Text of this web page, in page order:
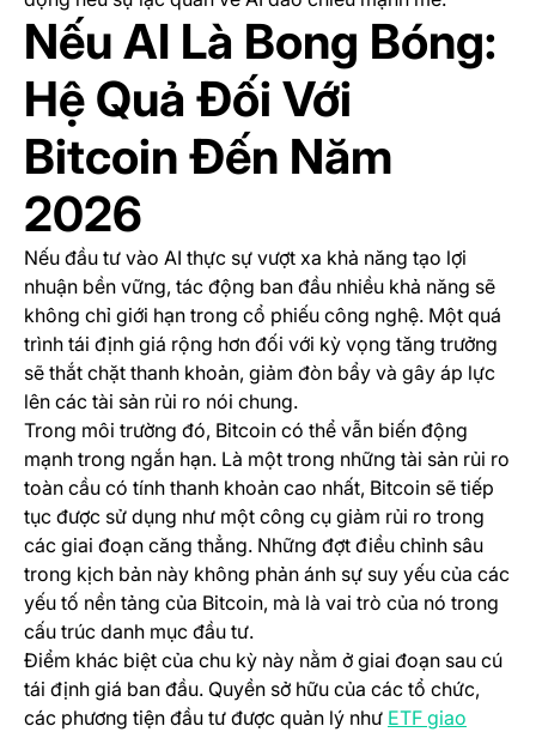
Nếu AI Là Bong Bóng:
Hệ Quả Đối Với
Bitcoin Đến Năm
2026
Nếu đầu tư vào AI thực sự vượt xa khả năng tạo lợi
nhuận bền vững, tác động ban đầu nhiều khả năng sẽ
không chỉ giới hạn trong cổ phiếu công nghệ. Một quá
trình tái định giá rộng hơn đối với kỳ vọng tăng trưởng
sẽ thắt chặt thanh khoản, giảm đòn bẩy và gây áp lực
lên các tài sản rủi ro nói chung.
Trong môi trường đó, Bitcoin có thể vẫn biến động
mạnh trong ngắn hạn. Là một trong những tài sản rủi ro
toàn cầu có tính thanh khoản cao nhất, Bitcoin sẽ tiếp
tục được sử dụng như một công cụ giảm rủi ro trong
các giai đoạn căng thẳng. Những đợt điều chỉnh sâu
trong kịch bản này không phản ánh sự suy yếu của các
yếu tố nền tảng của Bitcoin, mà là vai trò của nó trong
cấu trúc danh mục đầu tư.
Điểm khác biệt của chu kỳ này nằm ở giai đoạn sau cú
tái định giá ban đầu. Quyền sở hữu của các tổ chức,
các phương tiện đầu tư được quản lý như ETF giao